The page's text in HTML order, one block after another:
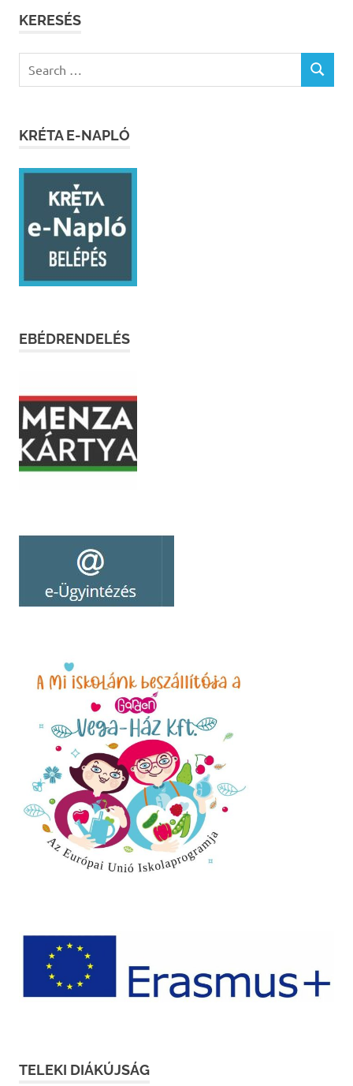
KERESÉS
for:
SEARCH
KRÉTA E-NAPLÓ
EBÉDRENDELÉS
TELEKI DIÁKÚJSÁG